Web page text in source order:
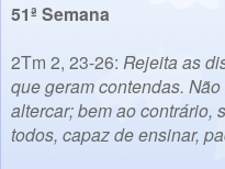
51ª Semana
2Tm 2, 23-26: Rejeita as
que geram contendas.
altercar; bem ao contrário,
todos, capaz de ensinar,